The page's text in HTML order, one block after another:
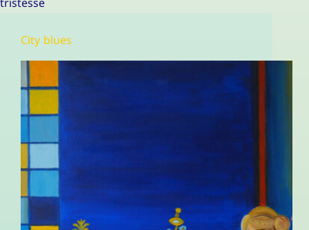
tristesse
City blues